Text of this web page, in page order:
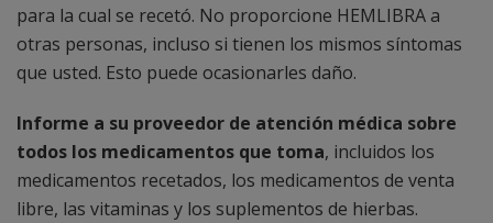
para la cual se recetó. No proporcione HEMLIBRA a
otras personas, incluso si tienen los mismos síntomas
que usted. Esto puede ocasionarles daño.
Informe a su proveedor de atención médica sobre
todos los medicamentos que toma, incluidos los
medicamentos recetados, los medicamentos de venta
libre, las vitaminas y los suplementos de hierbas.